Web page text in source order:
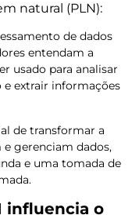
natural (PLN):
de dados
entendam a
usado para analisar
e extrair informações
de transformar a
gerenciam dados,
e uma tomada de
influencia o